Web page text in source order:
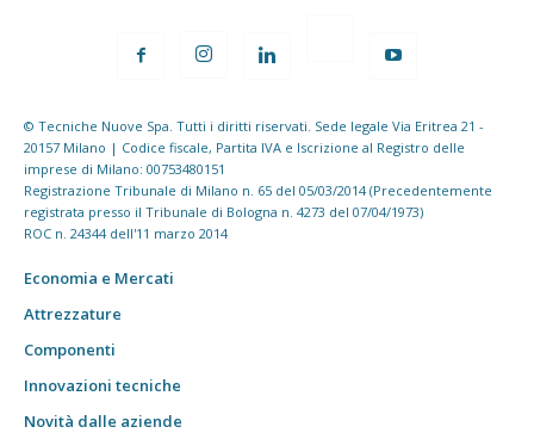
© Tecniche Nuove Spa. Tutti i diritti riservati. Sede legale Via Eritrea 21 -
20157 Milano | Codice fiscale, Partita IVA e Iscrizione al Registro delle
imprese di Milano: 00753480151
Registrazione Tribunale di Milano n. 65 del 05/03/2014 (Precedentemente
registrata presso il Tribunale di Bologna n. 4273 del 07/04/1973)
ROC n. 24344 dell'11 marzo 2014
Economia e Mercati
Attrezzature
Componenti
Innovazioni tecniche
Novità dalle aziende